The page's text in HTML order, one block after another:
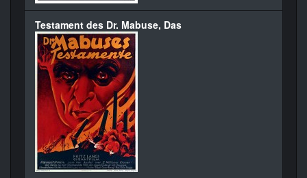
Testament des Dr. Mabuse, Das